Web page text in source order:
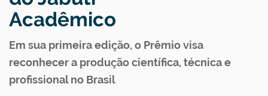
Acadêmico
Em sua primeira edição, o Prêmio visa
reconhecer a produção científica, técnica e
profissional no Brasil